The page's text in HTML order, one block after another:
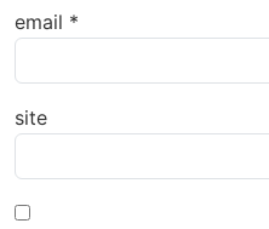
email *
site